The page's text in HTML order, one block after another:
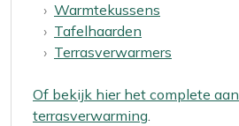
Warmtekussens
Tafelhaarden
Terrasverwarmers
Of bekijk hier het complete
terrasverwarming.